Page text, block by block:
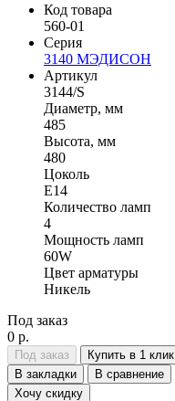
Код товара
560-01
Серия
3140 МЭДИСОН
Артикул
3144/S
Диаметр, мм
485
Высота, мм
480
Цоколь
Е14
Количество ламп
4
Мощность ламп
60W
Цвет арматуры
Никель
Под заказ
0 р.
Под заказ
Купить в 1 клик
В закладки
В сравнение
Хочу скидку